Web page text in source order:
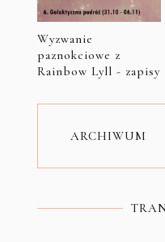
Wyzwanie
paznokciowe z
Rainbow Lyll - zapisy
ARCHIWUM